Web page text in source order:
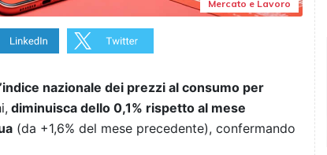
Mercato e Lavoro
nazionale dei prezzi al consumo per
diminuisca dello 0,1% rispetto al mese
(da +1,6% del mese precedente), confermando